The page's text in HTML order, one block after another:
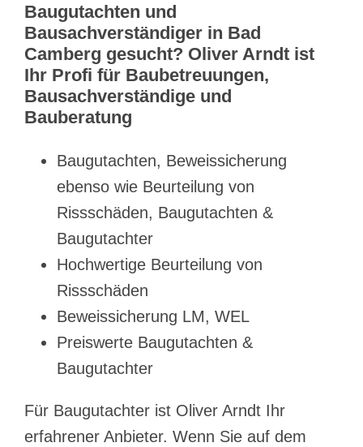
Baugutachten und
Bausachverständiger in Bad
Camberg gesucht? Oliver Arndt ist
Ihr Profi für Baubetreuungen,
Bausachverständige und
Bauberatung
Baugutachten, Beweissicherung
ebenso wie Beurteilung von
Rissschäden, Baugutachten &
Baugutachter
Hochwertige Beurteilung von
Rissschäden
Beweissicherung LM, WEL
Preiswerte Baugutachten &
Baugutachter
Für Baugutachter ist Oliver Arndt Ihr
erfahrener Anbieter. Wenn Sie auf dem